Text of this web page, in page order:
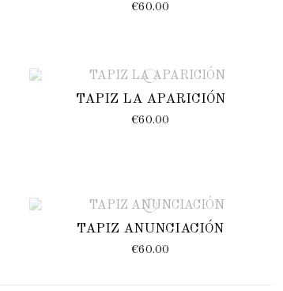
€60.00
TAPIZ LA APARICIÓN
€60.00
TAPIZ ANUNCIACIÓN
€60.00